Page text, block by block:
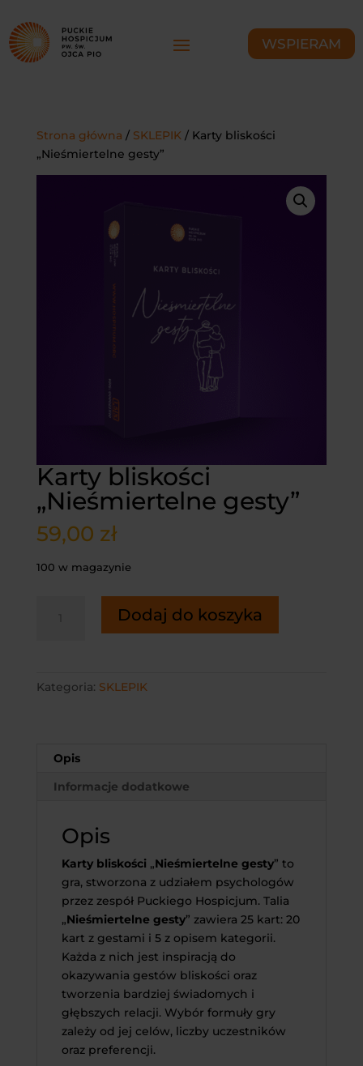
WSPIERAM
Strona główna / SKLEPIK/ Karty bliskości
„Nieśmiertelne gesty”
Karty bliskości
„Nieśmiertelne gesty”
59,00 zł
100 w magazynie
Dodaj do koszyka
Kategoria: SKLEPIK
Opis
Informacje dodatkowe
Opis
Karty bliskości „Nieśmiertelne gesty” to
gra, stworzona z udziałem psychologów
przez zespół Puckiego Hospicjum. Talia
„Nieśmiertelne gesty” zawiera 25 kart: 20
kart z gestami i 5 z opisem kategorii.
Każda z nich jest inspiracją do
okazywania gestów bliskości oraz
tworzenia bardziej świadomych i
głębszych relacji. Wybór formuły gry
zależy od jej celów, liczby uczestników
oraz preferencji.